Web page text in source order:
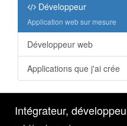
Développeur
Application web sur mesure
Développeur web
Applications que j'ai crée
Intégrateur,